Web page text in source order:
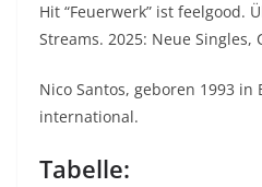
Hit “Feuerwerk” ist feelgood.
Streams. 2025: Neue Singles,
Nico Santos, geboren 1993 in
international.
Tabelle: